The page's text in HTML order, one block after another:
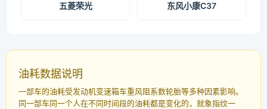
五菱荣光 东风小康C37
油耗数据说明
一部车的油耗受发动机变速箱车重风阻系数轮胎等多种因素影响。
同一部车同一个人在不同时间段的油耗都是变化的，就象指纹一